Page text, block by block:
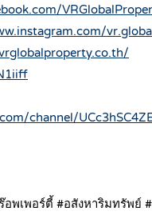
channel/
อพเพอร์ตี้ #อสังหาริมทรัพย์